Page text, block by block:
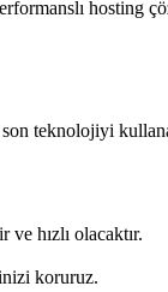
hosting
teknolojiyi
hızlı olacaktır.
koruruz.